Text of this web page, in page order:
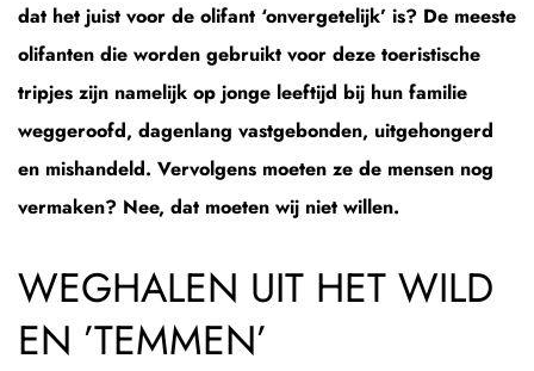
dat het juist voor de olifant ‘onvergetelijk’ is? De meeste
olifanten die worden gebruikt voor deze toeristische
tripjes zijn namelijk op jonge leeftijd bij hun familie
weggeroofd, dagenlang vastgebonden, uitgehongerd
en mishandeld. Vervolgens moeten ze de mensen nog
vermaken? Nee, dat moeten wij niet willen.
WEGHALEN UIT HET WILD
EN ’TEMMEN’